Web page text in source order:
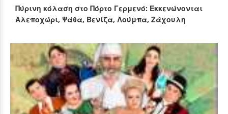
Πύρινη κόλαση στο Πόρτο Γερμενό: Εκκενώνονται
Αλεποχώρι, Ψάθα, Βενίζα, Λούμπα, Ζάχουλη